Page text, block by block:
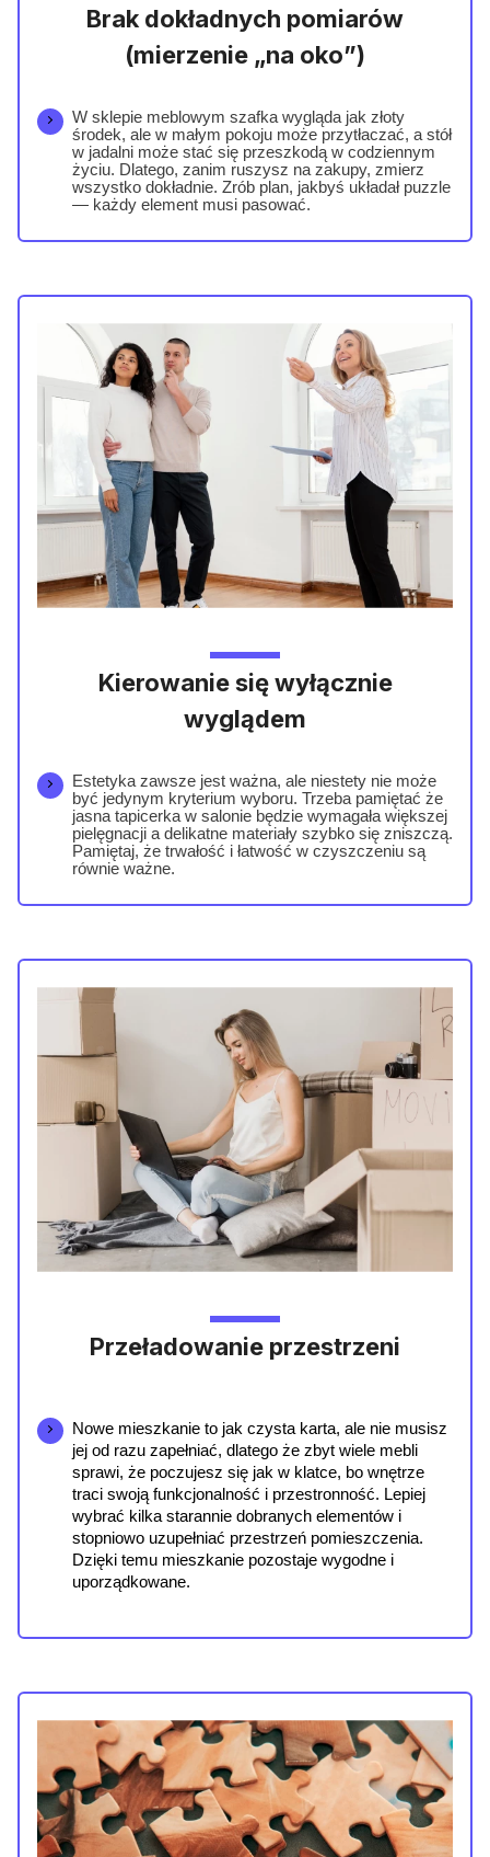
Brak dokładnych pomiarów
(mierzenie „na oko”)
W sklepie meblowym szafka wygląda jak złoty
środek, ale w małym pokoju może przytłaczać, a stół
w jadalni może stać się przeszkodą w codziennym
życiu. Dlatego, zanim ruszysz na zakupy, zmierz
wszystko dokładnie. Zrób plan, jakbyś układał puzzle
— każdy element musi pasować.
Kierowanie się wyłącznie
wyglądem
Estetyka zawsze jest ważna, ale niestety nie może
być jedynym kryterium wyboru. Trzeba pamiętać że
jasna tapicerka w salonie będzie wymagała większej
pielęgnacji a delikatne materiały szybko się zniszczą.
Pamiętaj, że trwałość i łatwość w czyszczeniu są
równie ważne.
Przeładowanie przestrzeni
Nowe mieszkanie to jak czysta karta, ale nie musisz
jej od razu zapełniać, dlatego że zbyt wiele mebli
sprawi, że poczujesz się jak w klatce, bo wnętrze
traci swoją funkcjonalność i przestronność. Lepiej
wybrać kilka starannie dobranych elementów i
stopniowo uzupełniać przestrzeń pomieszczenia.
Dzięki temu mieszkanie pozostaje wygodne i
uporządkowane.